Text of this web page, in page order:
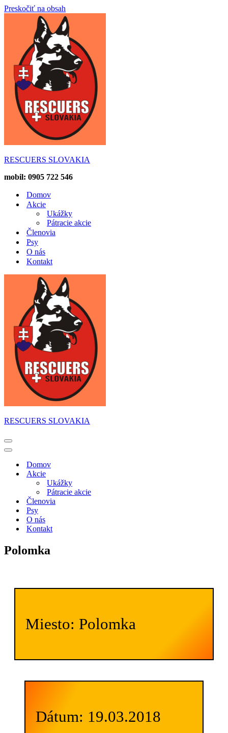
Preskočiť na obsah
RESCUERS SLOVAKIA
mobil: 0905 722 546
Domov
Akcie
Ukážky
Pátracie akcie
Členovia
Psy
O nás
Kontakt
RESCUERS SLOVAKIA
Menu
navigácie
Menu
navigácieDomov
Akcie
Ukážky
Pátracie akcie
Členovia
Psy
O nás
Kontakt
Polomka
Miesto: Polomka
Dátum: 19.03.2018